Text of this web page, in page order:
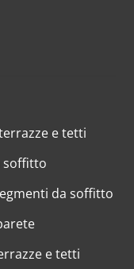
e tetti
soffitto
da soffitto
e tetti